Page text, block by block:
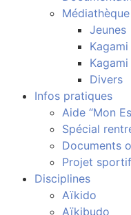
Médiathèque
Jeunes
Divers
Infos pratiques
Aide “Mon
Spécial
Documents
Projet
Disciplines
Aïkido
Aïkibudo